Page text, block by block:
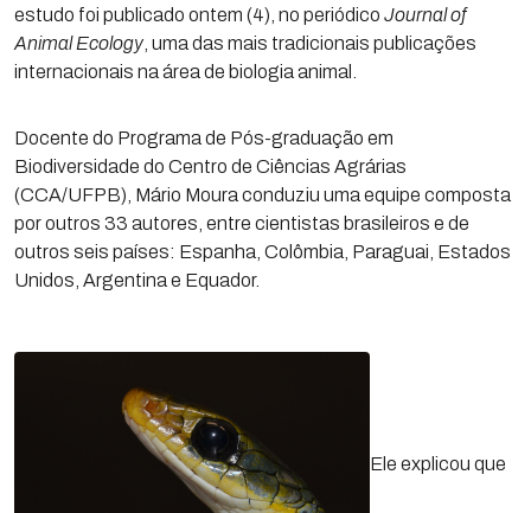
estudo foi publicado ontem (4), no periódico Journal of
Animal Ecology , uma das mais tradicionais publicações
internacionais na área de biologia animal.
Docente do Programa de Pós-graduação em
Biodiversidade do Centro de Ciências Agrárias
(CCA/UFPB), Mário Moura conduziu uma equipe composta
por outros 33 autores, entre cientistas brasileiros e de
outros seis países: Espanha, Colômbia, Paraguai, Estados
Unidos, Argentina e Equador.
Ele explicou que